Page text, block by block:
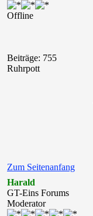
Offline
Beiträge: 755
Ruhrpott
Zum Seitenanfang
Harald
GT-Eins Forums
Moderator